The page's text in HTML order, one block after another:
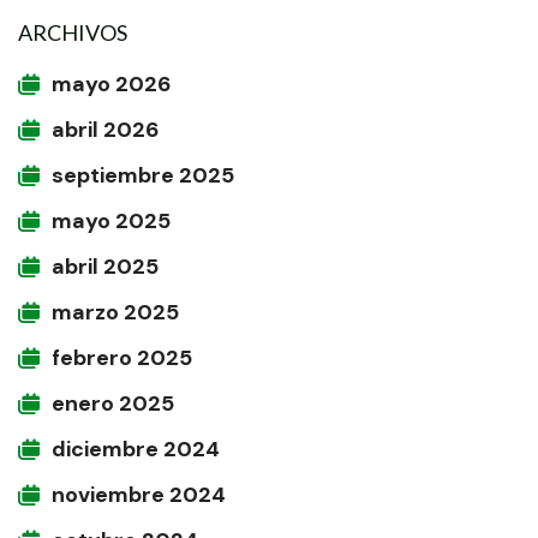
ARCHIVOS
mayo 2026
abril 2026
septiembre 2025
mayo 2025
abril 2025
marzo 2025
febrero 2025
enero 2025
diciembre 2024
noviembre 2024